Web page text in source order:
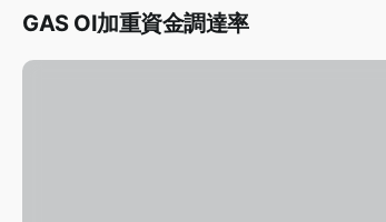
GAS OI加重資金調達率